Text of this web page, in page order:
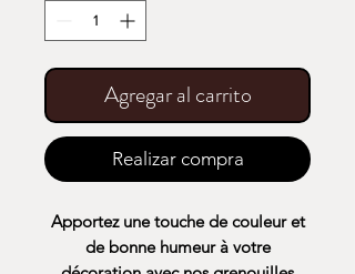
Agregar al carrito
Realizar compra
Apportez une touche de couleur et
de bonne humeur à votre